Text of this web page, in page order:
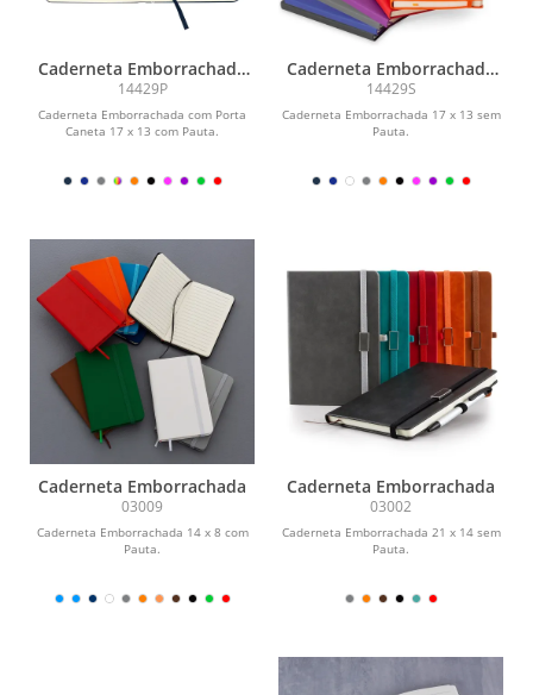
Caderneta Emborrachada
com Porta Caneta
14429P
Caderneta Emborrachada com Porta
Caneta 17 x 13 com Pauta.
Caderneta Emborrachada
com Porta Caneta
14429S
Caderneta Emborrachada 17 x 13 sem
Pauta.
Caderneta Emborrachada
03009
Caderneta Emborrachada 14 x 8 com
Pauta.
Caderneta Emborrachada
03002
Caderneta Emborrachada 21 x 14 sem
Pauta.